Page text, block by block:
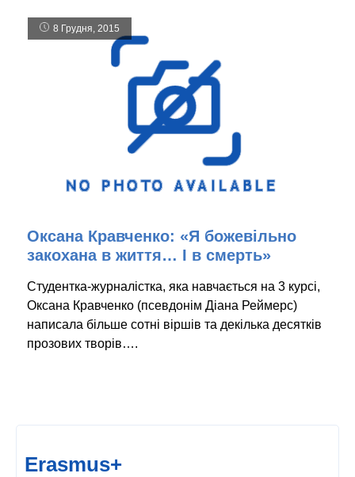
8 Грудня, 2015
Оксана Кравченко: «Я божевільно
закохана в життя… І в смерть»
Студентка-журналістка, яка навчається на 3 курсі,
Оксана Кравченко (псевдонім Діана Реймерс)
написала більше сотні віршів та декілька десятків
прозових творів….
Erasmus+